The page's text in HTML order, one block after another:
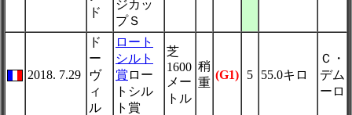
ド
ジカッ
プＳ
2018. 7.29
ド
ー
ヴ
ィ
ル
ロート
シルト
賞 ロー
トシル
ト賞
芝
1600
メー
トル
稍
重
(G1) 5 55.0キロ
Ｃ・
デム
ーロ